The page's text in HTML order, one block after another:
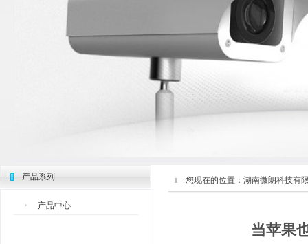
产品系列
产品中心
您现在的位置： 湖南微朗科技有
当苹果